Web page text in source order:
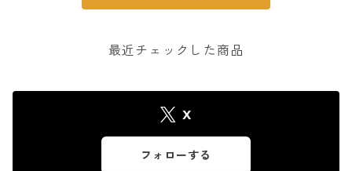
最近チェックした商品
X
フォローする